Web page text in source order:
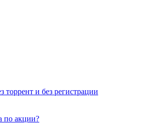
торрент и без регистрации
по акции?